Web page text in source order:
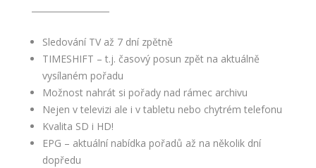
Sledování TV až 7 dní zpětně
TIMESHIFT – t.j. časový posun zpět na aktuálně
vysílaném pořadu
Možnost nahrát si pořady nad rámec archivu
Nejen v televizi ale i v tabletu nebo chytrém telefonu
Kvalita SD i HD!
EPG – aktuální nabídka pořadů až na několik dní
dopředu